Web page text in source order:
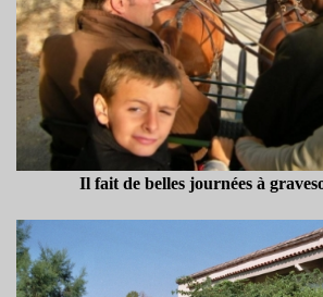
Il fait de belles journées à